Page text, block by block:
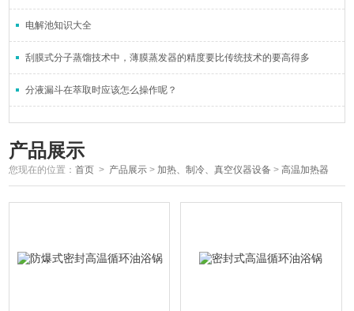
电解池知识大全
刮膜式分子蒸馏技术中，薄膜蒸发器的精度要比传统技术的要高得多
分液漏斗在萃取时应该怎么操作呢？
产品展示
您现在的位置：首页 > 产品展示 > 加热、制冷、真空仪器设备 >高温加热器